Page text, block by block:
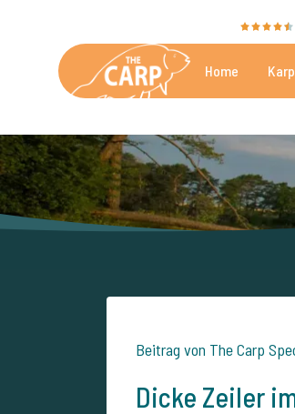
Home
Beitrag von The Carp
Dicke Zeiler